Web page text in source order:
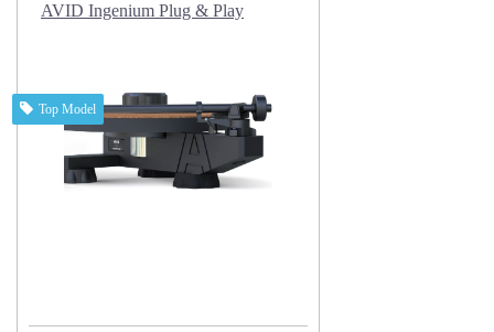
AVID Ingenium Plug & Play
Top Model